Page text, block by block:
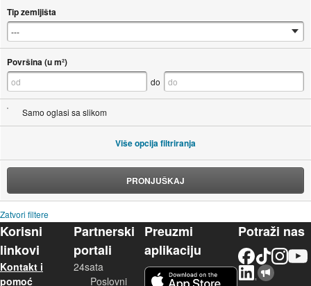
Tip zemljišta
Površina (u m²)
do
Samo oglasi sa slikom
Više opcija filtriranja
PRONJUŠKAJ
Zatvori filtere
Korisni
linkovi
Kontakt i
pomoć
Partnerski
portali
24sata
Poslovni
Preuzmi
aplikaciju
Potraži nas